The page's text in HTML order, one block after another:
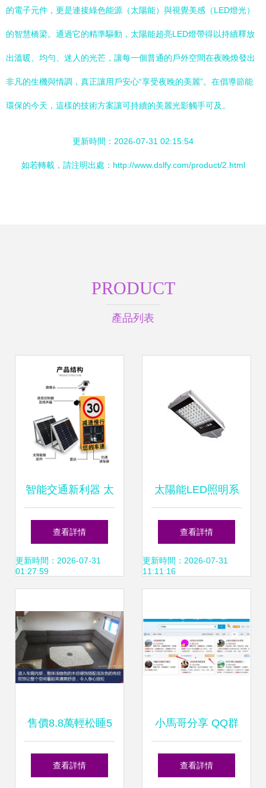
的電子元件，更是連接綠色能源（太陽能）與視覺美感（LED燈光）
的智慧橋梁。通過它的精準驅動，太陽能超亮LED燈帶得以持續釋放
出溫暖、均勻、迷人的光芒，讓每一個普通的戶外空間在夜晚煥發出
非凡的生機與情調，真正讓用戶安心“享受夜晚的美麗”。在倡導節能
環保的今天，這樣的技術方案讓可持續的美麗光影觸手可及。
更新時間：2026-07-31 02:15:54
如若轉載，請注明出處：http://www.dslfy.com/product/2.html
PRODUCT
產品列表
智能交通新利器 太
陽能雷達測速儀
THR-S700及其
查看詳情
更新時間：2026-07-31
01:27:59
太陽能LED照明系
統 產品與批發信息
全解析
查看詳情
更新時間：2026-07-31
11:11:16
售價8.8萬輕松睡5
人，科斯“跟屁
查看詳情
小馬哥分享 QQ群
里的創富玩法與
查看詳情